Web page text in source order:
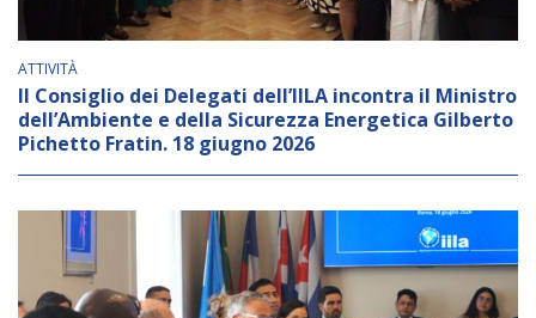
ATTIVITÀ
Il Consiglio dei Delegati dell’IILA incontra il Ministro
dell’Ambiente e della Sicurezza Energetica Gilberto
Pichetto Fratin. 18 giugno 2026